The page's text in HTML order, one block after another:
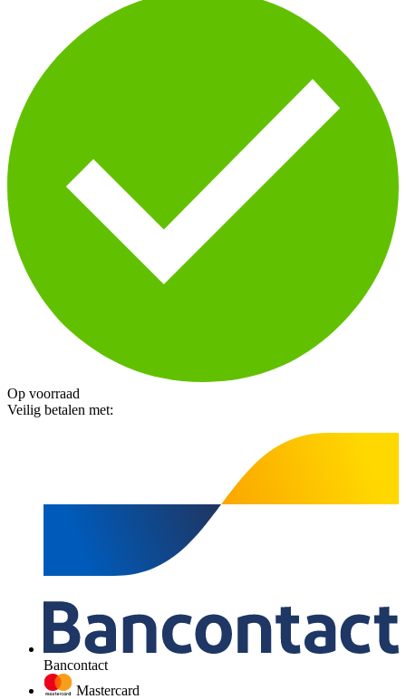
Op voorraad
Veilig betalen met:
Bancontact
Mastercard